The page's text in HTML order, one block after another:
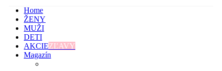
Home
ŽENY
MUŽI
DETI
AKCIEZĽAVY
Magazín